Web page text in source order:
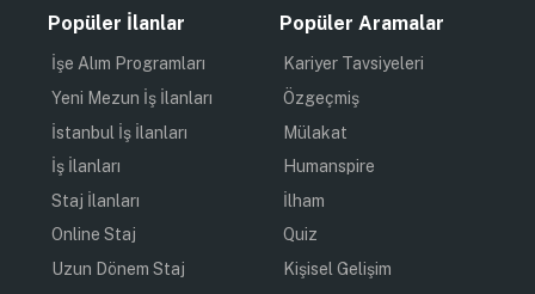
Popüler İlanlar
İşe Alım Programları
Yeni Mezun İş İlanları
İstanbul İş İlanları
İş İlanları
Staj İlanları
Online Staj
Uzun Dönem Staj
Popüler Aramalar
Kariyer Tavsiyeleri
Özgeçmiş
Mülakat
Humanspire
İlham
Quiz
Kişisel Gelişim